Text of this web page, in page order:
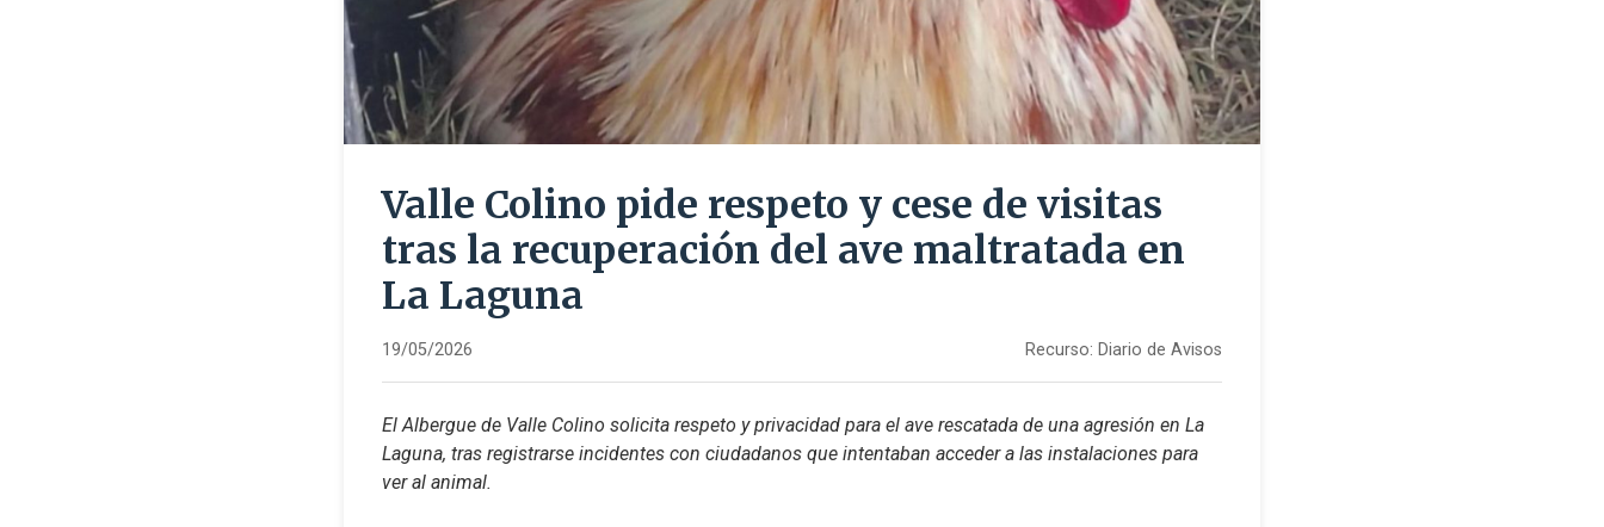
Valle Colino pide respeto y cese de visitas
tras la recuperación del ave maltratada en
La Laguna
19/05/2026 Recurso: Diario de Avisos
El Albergue de Valle Colino solicita respeto y privacidad para el ave rescatada de una agresión en La
Laguna, tras registrarse incidentes con ciudadanos que intentaban acceder a las instalaciones para
ver al animal.